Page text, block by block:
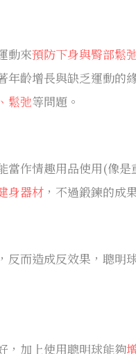
動來預防下身與臀部鬆
齡增長與缺乏運動的
鬆弛等問題。
作情趣用品使用(像
身器材 ，不過鍛鍊的成
而造成反效果，聰明
，加上使用聰明球能夠